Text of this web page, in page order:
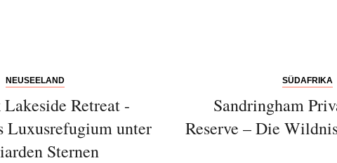
NEUSEELAND
Retreat -
Luxusrefugium unter
Sternen
SÜDAFRIKA
Sandringham
Reserve – Die